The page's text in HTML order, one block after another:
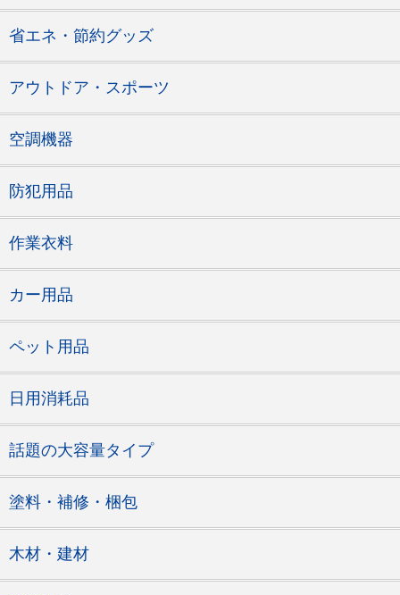
省エネ・節約グッズ
アウトドア・スポーツ
空調機器
防犯用品
作業衣料
カー用品
ペット用品
日用消耗品
話題の大容量タイプ
塗料・補修・梱包
木材・建材